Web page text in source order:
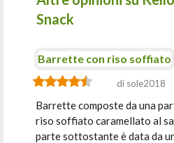
Snack
Barrette con riso soffiato
di sole2018
Barrette composte da una
riso soffiato caramellato al
parte sottostante è data da